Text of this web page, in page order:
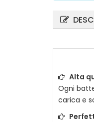
Alta
Ogni
carica e